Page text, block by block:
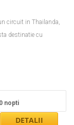
circuit in Thailanda,
destinatie cu
nopti